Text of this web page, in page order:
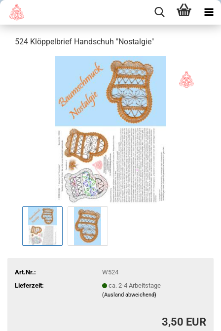
524 Klöppelbrief Handschuh "Nostalgie"
Art.Nr.:
W524
Lieferzeit:
ca. 2-4 Arbeitstage
(Ausland abweichend)
3,50 EUR